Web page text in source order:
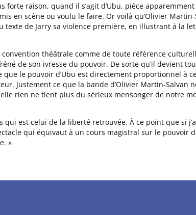
forte raison, quand il s’agit d’Ubu, pièce
en scène ou voulu le faire. Or voilà qu’Olivier
texte de Jarry sa violence première, en illustrant à la
convention théâtrale comme de toute référence
de son ivresse du pouvoir. De sorte qu’il devient
que le pouvoir d’Ubu est directement proportionnel à
Justement ce que la bande d’Olivier Martin-Salvan
rien ne tient plus du sérieux mensonger de notre
qui est celui de la liberté retrouvée. À ce point que si
qui équivaut à un cours magistral sur le pouvoir
»